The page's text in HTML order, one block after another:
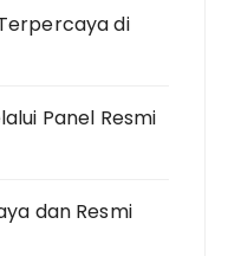
di
Panel Resmi
dan Resmi